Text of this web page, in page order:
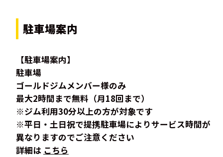
駐車場案内
【駐車場案内】
駐車場
ゴールドジムメンバー様のみ
最大2時間まで無料（月18回まで）
※ジム利用30分以上の方が対象です
※平日・土日祝で提携駐車場によりサービス時間が
異なりますのでご注意ください
詳細は こちら